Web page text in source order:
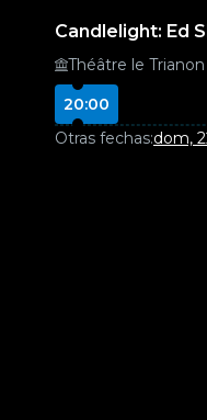
Candlelight: Ed
Théâtre le Trianon
20:00
Otras fechas:dom,